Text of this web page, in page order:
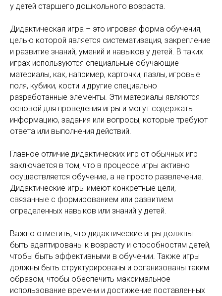
у детей старшего дошкольного возраста.
Дидактическая игра – это игровая форма обучения,
целью которой является систематизация, закрепление
и развитие знаний, умений и навыков у детей. В таких
играх используются специальные обучающие
материалы, как, например, карточки, пазлы, игровые
поля, кубики, кости и другие специально
разработанные элементы. Эти материалы являются
основой для проведения игры и могут содержать
информацию, задания или вопросы, которые требуют
ответа или выполнения действий.
Главное отличие дидактических игр от обычных игр
заключается в том, что в процессе игры активно
осуществляется обучение, а не просто развлечение.
Дидактические игры имеют конкретные цели,
связанные с формированием или развитием
определенных навыков или знаний у детей.
Важно отметить, что дидактические игры должны
быть адаптированы к возрасту и способностям детей,
чтобы быть эффективными в обучении. Также игры
должны быть структурированы и организованы таким
образом, чтобы обеспечить максимальное
использование времени и достижение поставленных